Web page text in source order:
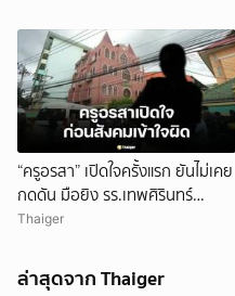
“ครูอรสา” เปิดใจครั้งแรก ยันไม่เคย
กดดัน มือยิง รร.เทพศิรินทร์
นนทบุรี
Thaiger
ล่าสุดจาก Thaiger